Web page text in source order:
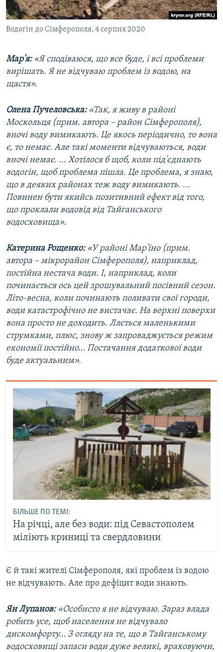
Водогін до Сімферополя, 4 серпня 2020
Мар'я: «Я сподіваюся, що все буде, і всі проблеми
вирішать. Я не відчуваю проблем із водою, на
щастя».
Олена Пучеловська:«Так, я живу в районі
Москольця (прим. автора – район Сімферополя),
вночі воду вимикають. Це якось періодично, то вона
є, то немає. Але такі моменти відчуваються, води
вночі немає. ... Хотілося б щоб, коли під'єднають
водогін, щоб проблема пішла. Це проблема, я знаю,
що в деяких районах теж воду вимикають. ...
Повинен бути якийсь позитивний ефект від того,
що проклали водовід від Тайганського
водосховища».
Катерина Рощенко:«У районі Мар'їно (прим.
автора – мікрорайон Сімферополя), наприклад,
постійна нестача води. І, наприклад, коли
починається ось цей зрошувальний посівний сезон.
Літо-весна, коли починають поливати свої городи,
води катастрофічно не вистачає. На верхні поверхи
вона просто не доходить. Ллється маленькими
струмками, плюс, знову ж запроваджується режим
економії постійно… Постачання додаткової води
буде актуальним».
БІЛЬШЕ ПО ТЕМІ:
На річці, але без води: під Севастополем
міліють криниці та свердловини
Є й такі жителі Сімферополя, які проблем із водою
не відчувають. Але про дефіцит води знають.
Ян Лупанов:«Особисто я не відчуваю. Зараз влада
робить усе, щоб населення не відчувало
дискомфорту… З огляду на те, що в Тайганському
водосховищі запаси води дуже великі, враховуючи,